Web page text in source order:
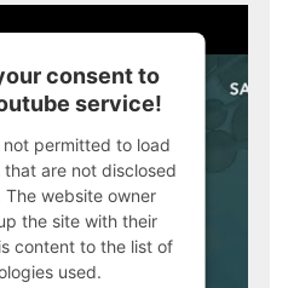
consent to
service!
permitted to load
are not disclosed
The website owner
the site with their
content to the list of
used.